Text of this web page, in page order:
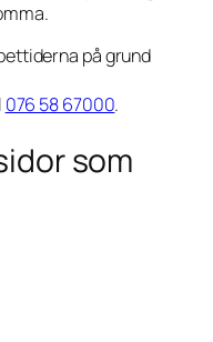
på grund
076 58 67000.
som